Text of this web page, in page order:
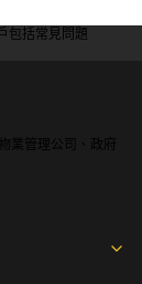
Group、
機構（我們是
YMCA）的活
訂單，提供
動服，我們都
價？
包括常見問題
業管理公司、政府